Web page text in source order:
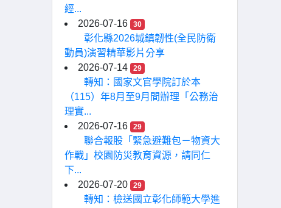
經...
2026-07-16
30
彰化縣2026城鎮韌性(全民防衛
動員)演習精華影片分享
2026-07-14
29
轉知：國家文官學院訂於本
（115）年8月至9月間辦理「公務治
理實...
2026-07-16
29
聯合報股「緊急避難包－物資大
作戰」校園防災教育資源，請同仁
下...
2026-07-20
29
轉知：檢送國立彰化師範大學進